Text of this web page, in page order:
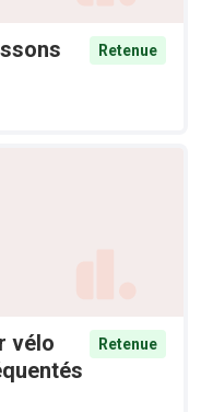
Retenue
vélo
Retenue